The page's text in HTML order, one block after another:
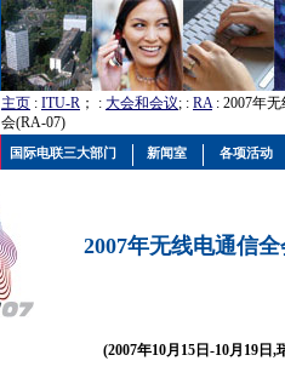
主页 : ITU-R ； : 大会和会议; : RA: 2007年
会(RA-07)
2007年无线电通信
(2007年10月15日-10月19日,
国际电联三大部门 新闻室 各项活动